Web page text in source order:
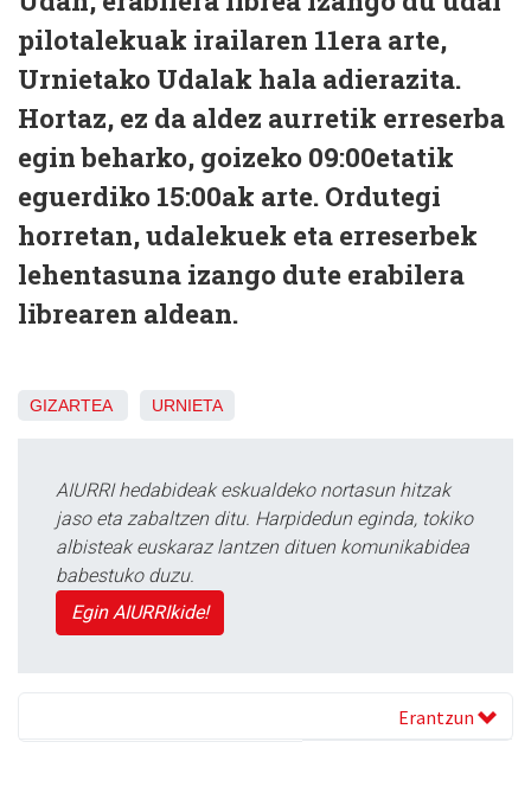
pilotalekuak irailaren 11era arte,
Urnietako Udalak hala adierazita.
Hortaz, ez da aldez aurretik erreserba
egin beharko, goizeko 09:00etatik
eguerdiko 15:00ak arte. Ordutegi
horretan, udalekuek eta erreserbek
lehentasuna izango dute erabilera
librearen aldean.
GIZARTEA URNIETA
AIURRI hedabideak eskualdeko nortasun hitzak
jaso eta zabaltzen ditu. Harpidedun eginda, tokiko
albisteak euskaraz lantzen dituen komunikabidea
babestuko duzu.
Egin AIURRIkide!
Erantzun